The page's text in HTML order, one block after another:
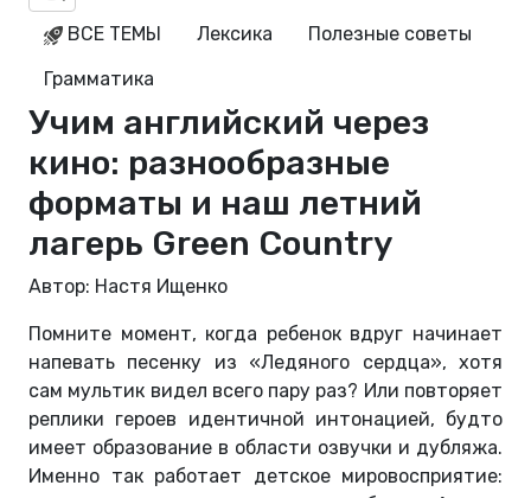
ВСЕ ТЕМЫ Лексика
Полезные советы
Грамматика
Учим английский через
кино: разнообразные
форматы и наш летний
лагерь Green Country
Автор: Настя Ищенко
Помните момент, когда ребенок вдруг начинает
напевать песенку из «Ледяного сердца», хотя
сам мультик видел всего пару раз? Или повторяет
реплики героев идентичной интонацией, будто
имеет образование в области озвучки и дубляжа.
Именно так работает детское мировосприятие: